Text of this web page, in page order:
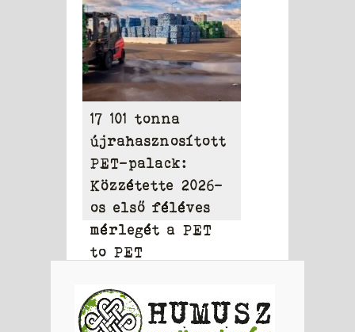
17 101 tonna
újrahasznosított
PET-palack:
Közzétette 2026-
os első féléves
mérlegét a PET
to PET